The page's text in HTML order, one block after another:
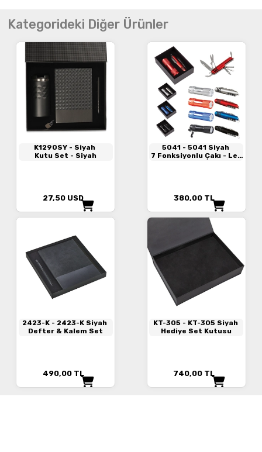
Kategorideki Diğer Ürünler
K1290SY - Siyah
Kutu Set - Siyah
27,50 USD
5041 - 5041 Siyah
7 Fonksiyonlu Çakı - Led
380,00 TL
2423-K - 2423-K Siyah
Defter & Kalem Set
490,00 TL
KT-305 - KT-305 Siyah
Hediye Set Kutusu
740,00 TL